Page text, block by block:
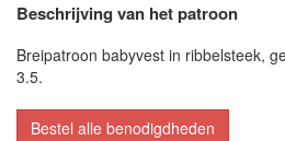
Beschrijving van het patroon
Breipatroon babyvest in ribbelsteek,
3.5.
Bestel alle benodigdheden